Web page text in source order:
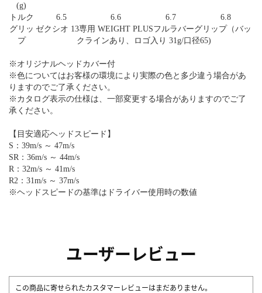
(g)
トルク 6.5 6.6 6.7
6.8
グリッ
プ
ゼクシオ 13専用 WEIGHT PLUSフルラバーグリップ（バッ
クラインあり、ロゴ入り 31g/口径65)
※オリジナルヘッドカバー付
※色についてはお客様の環境により実際の色と多少違う場合があ
りますのでご了承ください。
※カタログ表示の仕様は、一部変更する場合がありますのでご了
承ください。
【目安適応ヘッドスピード】
S：39m/s ～ 47m/s
SR：36m/s ～ 44m/s
R：32m/s ～ 41m/s
R2：31m/s ～ 37m/s
※ヘッドスピードの基準はドライバー使用時の数値
ユーザーレビュー
この商品に寄せられたカスタマーレビューはまだありません。